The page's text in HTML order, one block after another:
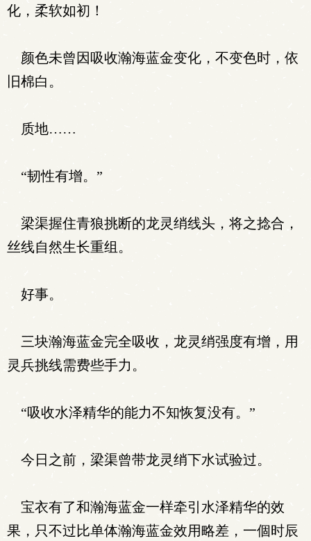
化，柔软如初！
颜色未曾因吸收瀚海蓝金变化，不变色时，依
旧棉白。
质地……
“韧性有增。”
梁渠握住青狼挑断的龙灵绡线头，将之捻合，
丝线自然生长重组。
好事。
三块瀚海蓝金完全吸收，龙灵绡强度有增，用
灵兵挑线需费些手力。
“吸收水泽精华的能力不知恢复没有。”
今日之前，梁渠曾带龙灵绡下水试验过。
宝衣有了和瀚海蓝金一样牵引水泽精华的效
果，只不过比单体瀚海蓝金效用略差，一個时辰